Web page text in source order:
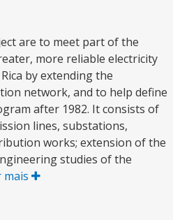
are to meet part of the
more reliable electricity
by extending the
network, and to help define
after 1982. It consists of
lines, substations,
works; extension of the
studies of the
mais